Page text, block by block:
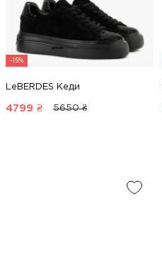
-15%
LeBERDES Кеди
4799 ₴ 5650 ₴